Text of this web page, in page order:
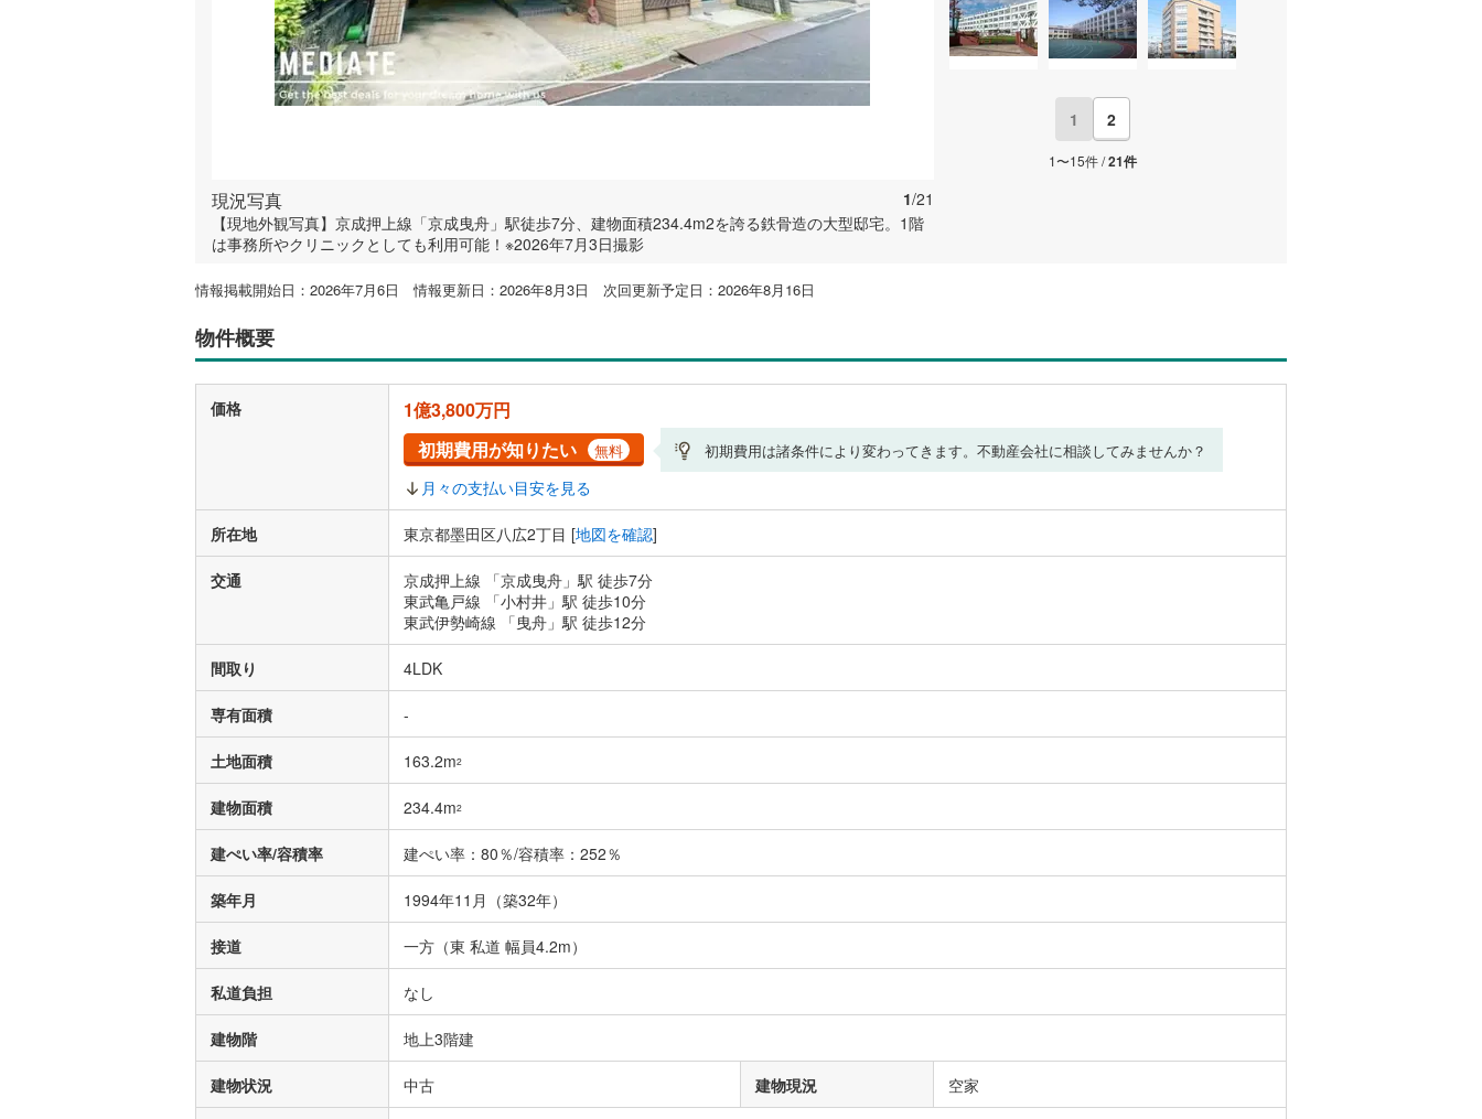
1/21
現況写真
【現地外観写真】京成押上線「京成曳舟」駅徒歩7分、建物面積234.4m2を誇る鉄骨造の大型邸宅。1階
は事務所やクリニックとしても利用可能！※2026年7月3日撮影
1 2
1〜15件 /21件
情報掲載開始日：2026年7月6日 情報更新日：2026年8月3日 次回更新予定日：2026年8月16日
物件概要
価格
1億3,800万円
初期費用が知りたい
無料 初期費用は諸条件により変わってきます。不動産会社に相談してみませんか？
月々の支払い目安を見る
所在地 東京都墨田区八広2丁目 [地図を確認]
交通
京成押上線 「京成曳舟」駅 徒歩7分
東武亀戸線 「小村井」駅 徒歩10分
東武伊勢崎線 「曳舟」駅 徒歩12分
間取り 4LDK
専有面積 -
土地面積 163.2m2
建物面積 234.4m2
建ぺい率/容積率 建ぺい率：80％/容積率：252％
築年月 1994年11月（築32年）
接道 一方（東 私道 幅員4.2m）
私道負担 なし
建物階 地上3階建
建物状況 中古 建物現況 空家